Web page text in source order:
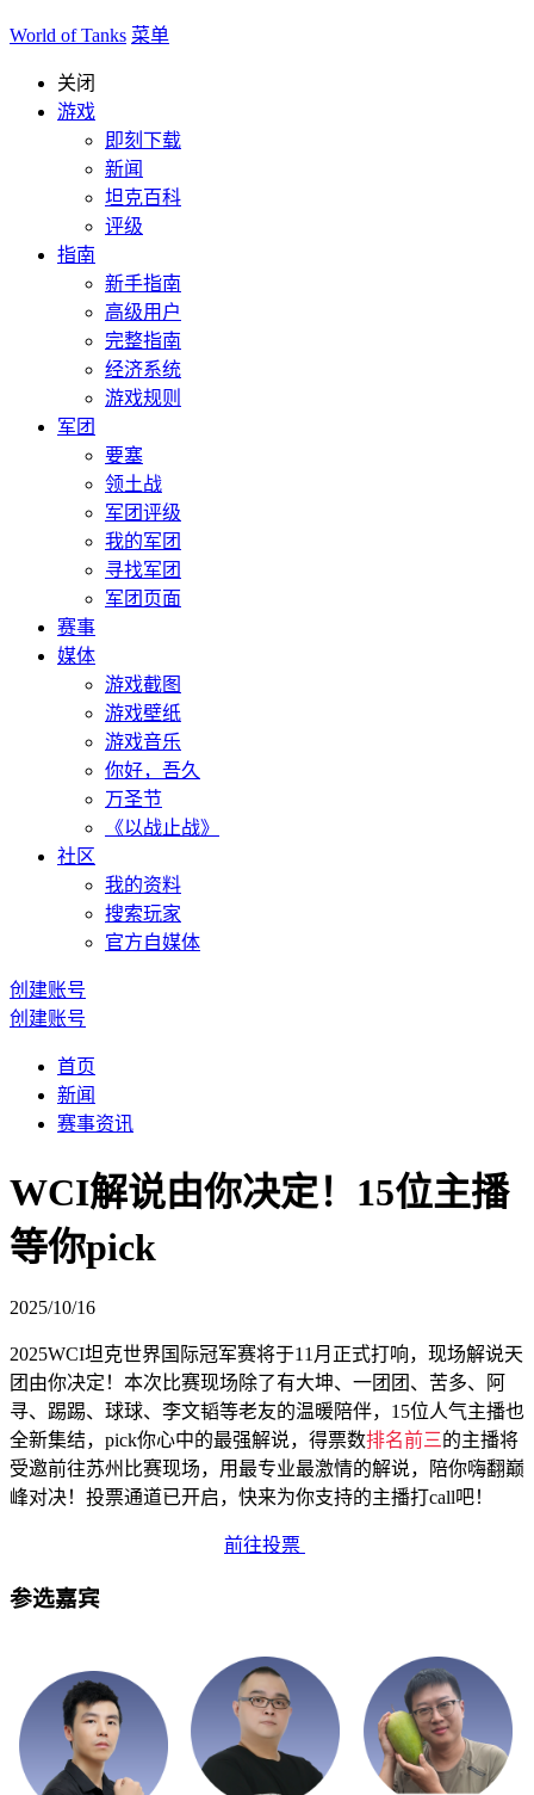
World of Tanks 菜单
关闭
游戏
即刻下载
新闻
坦克百科
评级
指南
新手指南
高级用户
完整指南
经济系统
游戏规则
军团
要塞
领土战
军团评级
我的军团
寻找军团
军团页面
赛事
媒体
游戏截图
游戏壁纸
游戏音乐
你好，吾久
万圣节
《以战止战》
社区
我的资料
搜索玩家
官方自媒体
创建账号
创建账号
首页
新闻
赛事资讯
WCI解说由你决定！15位主播
等你pick
2025/10/16
2025WCI坦克世界国际冠军赛将于11 月正式打响，现场解说天
团由你决定！本次比赛现场除了有大坤、一团团、苦多、阿
寻、踢踢、球球、李文韬等老友的温暖陪伴， 15位人气主播也
全新集结， pick你心中的最强解说，得票数排名前三的主播将
受邀前往苏州比赛现场，用最专业最激情的解说，陪你嗨翻巅
峰对决！投票通道已开启，快来为你支持的主播打call吧！
前往投票
参选嘉宾